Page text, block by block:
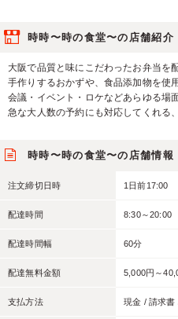
時時〜時の食堂〜の店舗紹介
大阪で品質と味にこだわったお弁当を
手作りするおかずや、食品添加物を使
会議・イベント・ロケなどあらゆる場
急な大人数の予約にも対応してくれる
時時〜時の食堂〜の店舗情報
注文締切日時 1日前17:00
配達時間 8:30～20:00
配達時間幅 60分
配達無料金額 5,000円～
支払方法 現金 / 請求書